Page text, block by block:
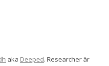
aka Deeped. Researcher är